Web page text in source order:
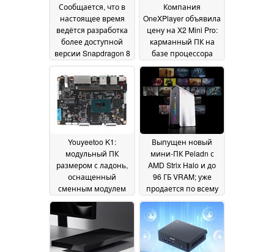
Сообщается, что в
настоящее время
ведётся разработка
более доступной
версии Snapdragon 8
может стать
спасительным
кругом для
бюджетных
флагманов23 July 2026
Компания
OneXPlayer объявила
цену на X2 Mini Pro:
карманный ПК на
базе процессора
Ryzen AI Max+ 388 с
поддержкой
OpenClaw будет
поставляться с
объемом
оперативной
памяти до 64 ГБ,
опциональной
системой
жидкостного
охлаждения и
производительностью
ИИ на ур14 June 2026
Youyeetoo K1:
модульный ПК
размером с ладонь,
оснащенный
сменным модулем
Intel N100 с
интерфейсами SATA,
eDP и 27 контактами
GPIO, по цене от 210
долларов
12 June 2026
Выпущен новый
мини-ПК Peladn с
AMD Strix Halo и до
96 ГБ VRAM; уже
продается по всему
миру03 June 2026